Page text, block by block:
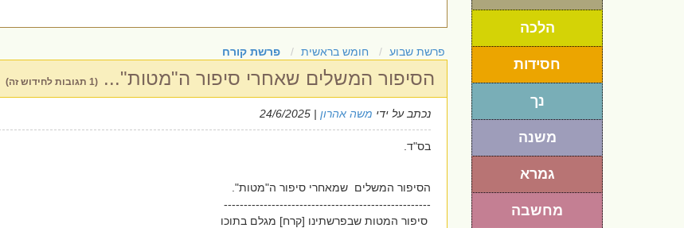
הלכה
חסידות
נך
משנה
גמרא
מחשבה
פרשת שבוע חומש בראשית פרשת קורח
הסיפור המשלים שאחרי סיפור ה"מטות"... (1 תגובות לחידוש זה)
נכתב על ידי משה אהרון | 24/6/2025
בס"ד.
הסיפור המשלים שמאחרי סיפור ה"מטות".
----------------------------------------------------
סיפור המטות שבפרשתינו [קרח] מגלם בתוכו